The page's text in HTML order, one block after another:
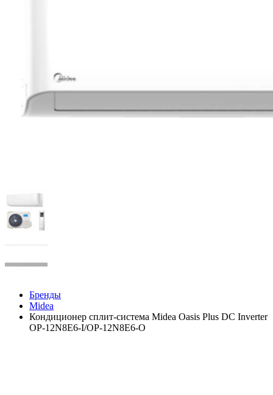
Бренды
Midea
Кондиционер сплит-система Midea Oasis Plus DC Inverter
OP-12N8E6-I/OP-12N8E6-O